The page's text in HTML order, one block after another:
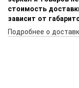
стоимость
зависит от
Подробнее о